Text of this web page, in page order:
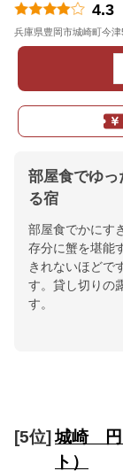
4.3
兵庫県豊岡市城崎町今津
部屋食でゆ
る宿
部屋食でかにす
存分に蟹を堪能
きれないほどで
す。貸し切りの
す。
[5位] 城崎 円
ト）